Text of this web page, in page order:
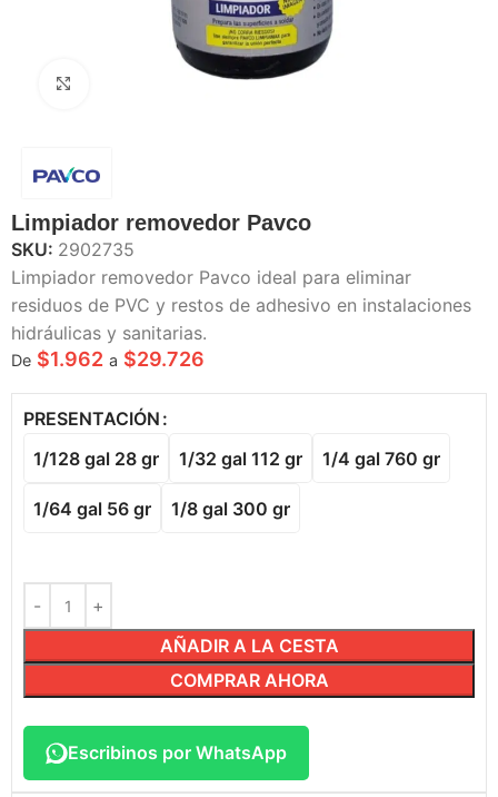
Haga Click para agrandar
Limpiador removedor Pavco
SKU: 2902735
Limpiador removedor Pavco ideal para eliminar
residuos de PVC y restos de adhesivo en instalaciones
hidráulicas y sanitarias.
De $1.962 a $29.726
PRESENTACIÓN
1/128 gal 28 gr
1/32 gal 112 gr 1/4 gal 760 gr
1/64 gal 56 gr 1/8 gal 300 gr
AÑADIR A LA CESTA
COMPRAR AHORA
Escribinos por WhatsApp